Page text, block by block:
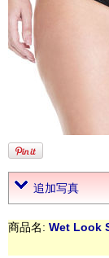
追加写真
商品名: Wet Look